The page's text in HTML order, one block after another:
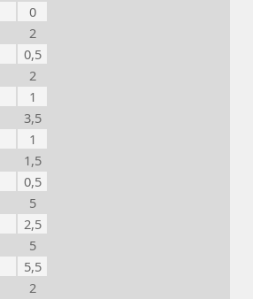
0
2
0,5
2
1
3,5
1
1,5
0,5
5
2,5
5
5,5
2